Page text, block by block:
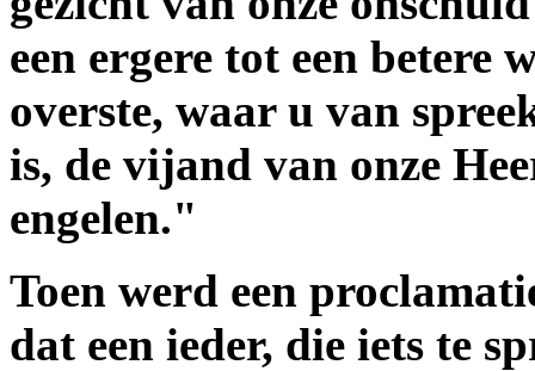
een ergere tot een betere
overste, waar u van
is, de vijand van onze
engelen."
Toen werd een
dat een ieder, die iets te